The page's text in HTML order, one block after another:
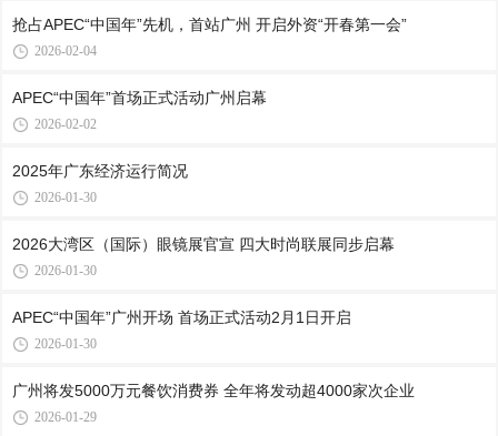
抢占APEC“中国年”先机，首站广州 开启外资“开春第一会”
2026-02-04
APEC“中国年”首场正式活动广州启幕
2026-02-02
2025年广东经济运行简况
2026-01-30
2026大湾区（国际）眼镜展官宣 四大时尚联展同步启幕
2026-01-30
APEC“中国年”广州开场 首场正式活动2月1日开启
2026-01-30
广州将发5000万元餐饮消费券 全年将发动超4000家次企业
2026-01-29